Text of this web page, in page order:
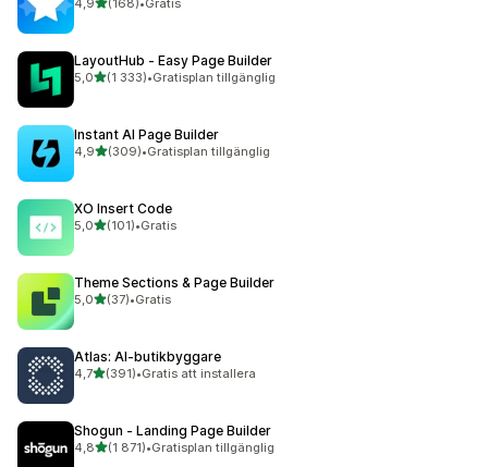
4,9 (168)
168 recensioner totalt
•Gratis
LayoutHub ‑ Easy Page Builder
5,0av 5 stjärnor
(1 333)
1333 recensioner totalt
•Gratisplan tillgänglig
Instant AI Page Builder
4,9av 5 stjärnor
(309)
309 recensioner totalt
•Gratisplan tillgänglig
XO Insert Code
5,0av 5 stjärnor
(101)
101 recensioner totalt
•Gratis
Theme Sections & Page Builder
5,0av 5 stjärnor
(37)
37 recensioner totalt
•Gratis
Atlas: AI‑butikbyggare
4,7av 5 stjärnor
(391)
391 recensioner totalt
•Gratis att installera
Shogun ‑ Landing Page Builder
4,8av 5 stjärnor
(1 871)
1871 recensioner totalt
•Gratisplan tillgänglig